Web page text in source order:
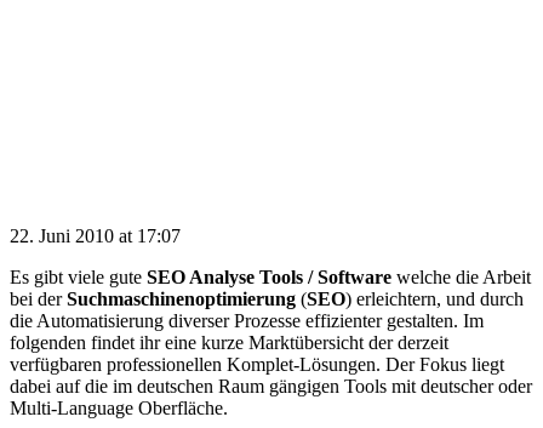
22. Juni 2010 at 17:07
Es gibt viele gute SEO Analyse Tools / Software welche die Arbeit
bei derSuchmaschinenoptimierung (SEO) erleichtern, und durch
die Automatisierung diverser Prozesse effizienter gestalten. Im
folgenden findet ihr eine kurze Marktübersicht der derzeit
verfügbaren professionellen Komplet-Lösungen. Der Fokus liegt
dabei auf die im deutschen Raum gängigen Tools mit deutscher oder
Multi-Language Oberfläche.